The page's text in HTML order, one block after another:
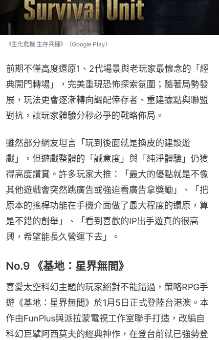
《生化危機 生存兵種》（Google Play）
前期不僅高度還原1、2代場景與老玩家最懷念的「經
典開門轉場」，完美重現恐怖探索氛圍；隨著局勢發
展，玩法更會逐漸轉向調配倖存者、重建據點與聯盟
對抗，讓玩家體驗分秒必爭的戰略佈局。
雖然部分網友坦言「玩到後面就是換皮的建設遊
戲」，但遊戲整體的「誠意度」與「純淨體驗」仍獲
得高度讚賞。許多玩家大推：「最大的優點就是不像
其他遊戲會突然跳廣告或強迫看廣告拿獎勵」、「把
原本的搖桿功能在手機介面做了最大程度的還原，算
是不錯的創舉」、「看到喜歡的IP出手遊真的很高
興，希望能長久營運下去」。
No.9 《基地：星界無間》
喜愛太空科幻主題的玩家絕對不能錯過，策略RPG手
遊《基地：星界無間》於1月5日正式登陸台港澳。本
作由FunPlus與派拉蒙電視工作室聯手打造，改編自
科幻巨擘阿西莫夫的經典神作，在登台前就已強勢登